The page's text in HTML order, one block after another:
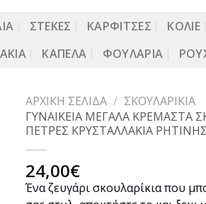
ΣΤΈΚΕΣ ΚΑΡΦΙΤΣΕΣ ΚΟΛΙΕ
ΚΑΠΈΛΑ ΦΟΥΛΆΡΙΑ
ΑΡΧΙΚΉ ΣΕΛΊΔΑ / ΣΚΟΥΛΑΡΊΚΙΑ
ΓΥΝΑΙΚΕΙΑ ΜΕΓΑΛΑ ΚΡΕΜΑΣΤΑ
ΠΕΤΡΕΣ ΚΡΥΣΤΑΛΛΑΚΙΑ
24,00€
Ένα ζευγάρι σκουλαρίκια που